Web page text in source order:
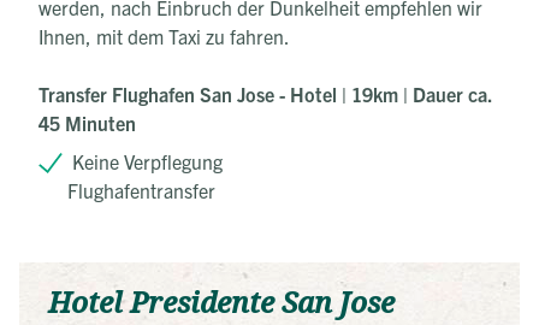
werden, nach Einbruch der Dunkelheit empfehlen wir
Ihnen, mit dem Taxi zu fahren.
Transfer Flughafen San Jose - Hotel | 19km | Dauer ca.
45 Minuten
Keine Verpflegung
Flughafentransfer
Hotel Presidente San Jose